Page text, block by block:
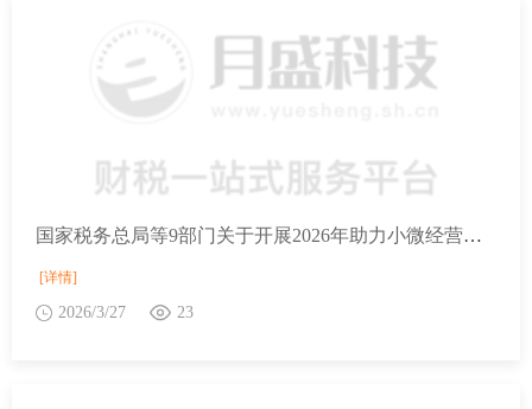
国家税务总局等9部门关于开展2026年助力小微经营主体发展“春雨润苗”专项行动的通知
[详情]
2026/3/27 23